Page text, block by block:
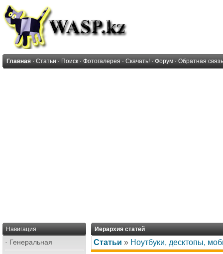
Главная · Статьи · Поиск · Фотогалерея · Скачать! · Форум · Обратная связь
Навигация
· Генеральная
Иерархия статей
Статьи » Ноутбуки, десктопы,